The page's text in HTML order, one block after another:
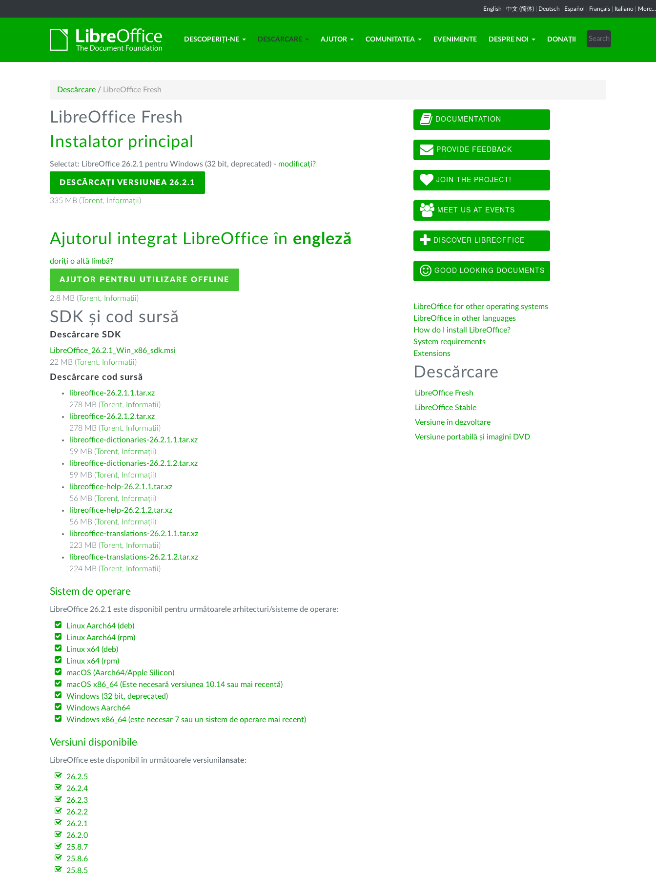
English 中文 (简体) Deutsch Español Français Italiano More...
DESCOPERIȚI-NE DESCĂRCARE AJUTOR COMUNITATEA EVENIMENTE DESPRE NOI DONAȚII
Descărcare / LibreOffice Fresh
LibreOffice Fresh
Instalator principal
Selectat: LibreOffice 26.2.1 pentru Windows (32 bit, deprecated) - modificați?
DESCĂRCAȚI VERSIUNEA 26.2.1
335 MB (Torent, Informații)
Ajutorul integrat LibreOffice în engleză
doriți o altă limbă?
AJUTOR PENTRU UTILIZARE OFFLINE
2.8 MB (Torent, Informații)
SDK și cod sursă
Descărcare SDK
LibreOffice_26.2.1_Win_x86_sdk.msi
22 MB (Torent, Informații)
Descărcare cod sursă
libreoffice-26.2.1.1.tar.xz
278 MB (Torent, Informații)
libreoffice-26.2.1.2.tar.xz
278 MB (Torent, Informații)
libreoffice-dictionaries-26.2.1.1.tar.xz
59 MB (Torent, Informații)
libreoffice-dictionaries-26.2.1.2.tar.xz
59 MB (Torent, Informații)
libreoffice-help-26.2.1.1.tar.xz
56 MB (Torent, Informații)
libreoffice-help-26.2.1.2.tar.xz
56 MB (Torent, Informații)
libreoffice-translations-26.2.1.1.tar.xz
223 MB (Torent, Informații)
libreoffice-translations-26.2.1.2.tar.xz
224 MB (Torent, Informații)
Sistem de operare
LibreOffice 26.2.1 este disponibil pentru următoarele arhitecturi/sisteme de operare:
Linux Aarch64 (deb)
Linux Aarch64 (rpm)
Linux x64 (deb)
Linux x64 (rpm)
macOS (Aarch64/Apple Silicon)
macOS x86_64 (Este necesară versiunea 10.14 sau mai recentă)
Windows (32 bit, deprecated)
Windows Aarch64
Windows x86_64 (este necesar 7 sau un sistem de operare mai recent)
Versiuni disponibile
LibreOffice este disponibil în următoarele versiuni lansate:
26.2.5
26.2.4
26.2.3
26.2.2
26.2.1
26.2.0
25.8.7
25.8.6
25.8.5
DOCUMENTATION
PROVIDE FEEDBACK
JOIN THE PROJECT!
MEET US AT EVENTS
DISCOVER LIBREOFFICE
GOOD LOOKING DOCUMENTS
LibreOffice for other operating systems
LibreOffice in other languages
How do I install LibreOffice?
System requirements
Extensions
Descărcare
LibreOffice Fresh
LibreOffice Stable
Versiune în dezvoltare
Versiune portabilă și imagini DVD